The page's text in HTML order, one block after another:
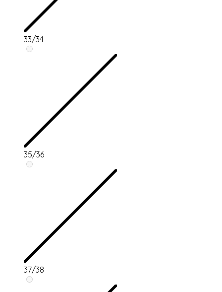
33/34
35/36
37/38